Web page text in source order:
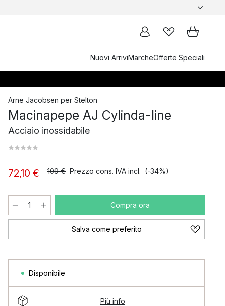
Nuovi ArriviMarcheOfferte Speciali
Arne Jacobsen per Stelton
Macinapepe AJ Cylinda-line
Acciaio inossidabile
72,10 € 109 € Prezzo cons. IVA incl. (-34%)
Compra ora
Salva come preferito
Disponibile
Più info